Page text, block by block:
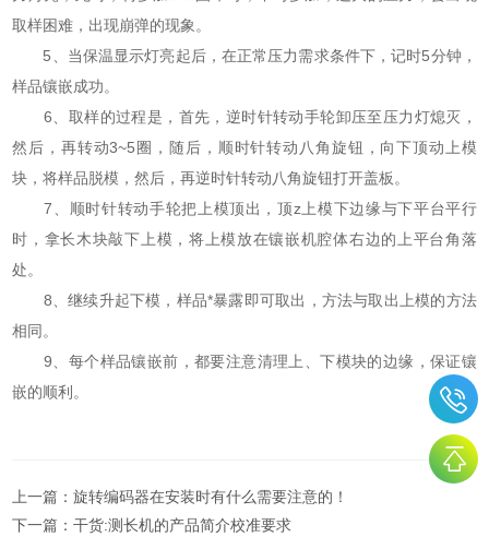
取样困难，出现崩弹的现象。
5、当保温显示灯亮起后，在正常压力需求条件下，记时5分钟，
样品镶嵌成功。
6、取样的过程是，首先，逆时针转动手轮卸压至压力灯熄灭，
然后，再转动3~5圈，随后，顺时针转动八角旋钮，向下顶动上模
块，将样品脱模，然后，再逆时针转动八角旋钮打开盖板。
7、顺时针转动手轮把上模顶出，顶z上模下边缘与下平台平行
时，拿长木块敲下上模，将上模放在镶嵌机腔体右边的上平台角落
处。
8、继续升起下模，样品*暴露即可取出，方法与取出上模的方法
相同。
9、每个样品镶嵌前，都要注意清理上、下模块的边缘，保证镶
嵌的顺利。
上一篇：旋转编码器在安装时有什么需要注意的！
下一篇：干货:测长机的产品简介校准要求